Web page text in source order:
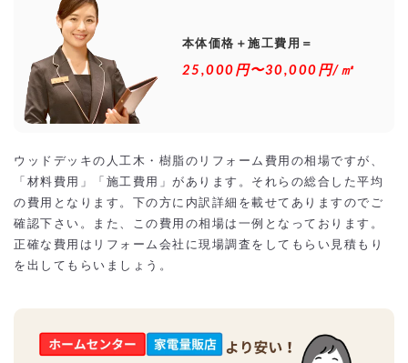
本体価格＋施工費用＝
25,000円〜30,000円/㎡
ウッドデッキの人工木・樹脂のリフォーム費用の相場ですが、
「材料費用」「施工費用」があります。それらの総合した平均
の費用となります。下の方に内訳詳細を載せてありますのでご
確認下さい。また、この費用の相場は一例となっております。
正確な費用はリフォーム会社に現場調査をしてもらい見積もり
を出してもらいましょう。